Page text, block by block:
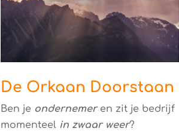
De Orkaan Doorstaan
Ben je ondernemeren zit je bedrijf
momenteel in zwaar weer?